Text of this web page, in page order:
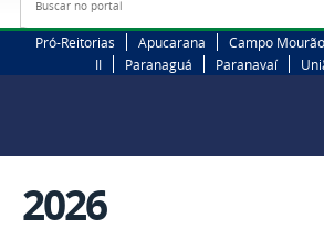
Pró-Reitorias Apucarana Campo Mourão
II
Paranaguá Paranavaí
2026